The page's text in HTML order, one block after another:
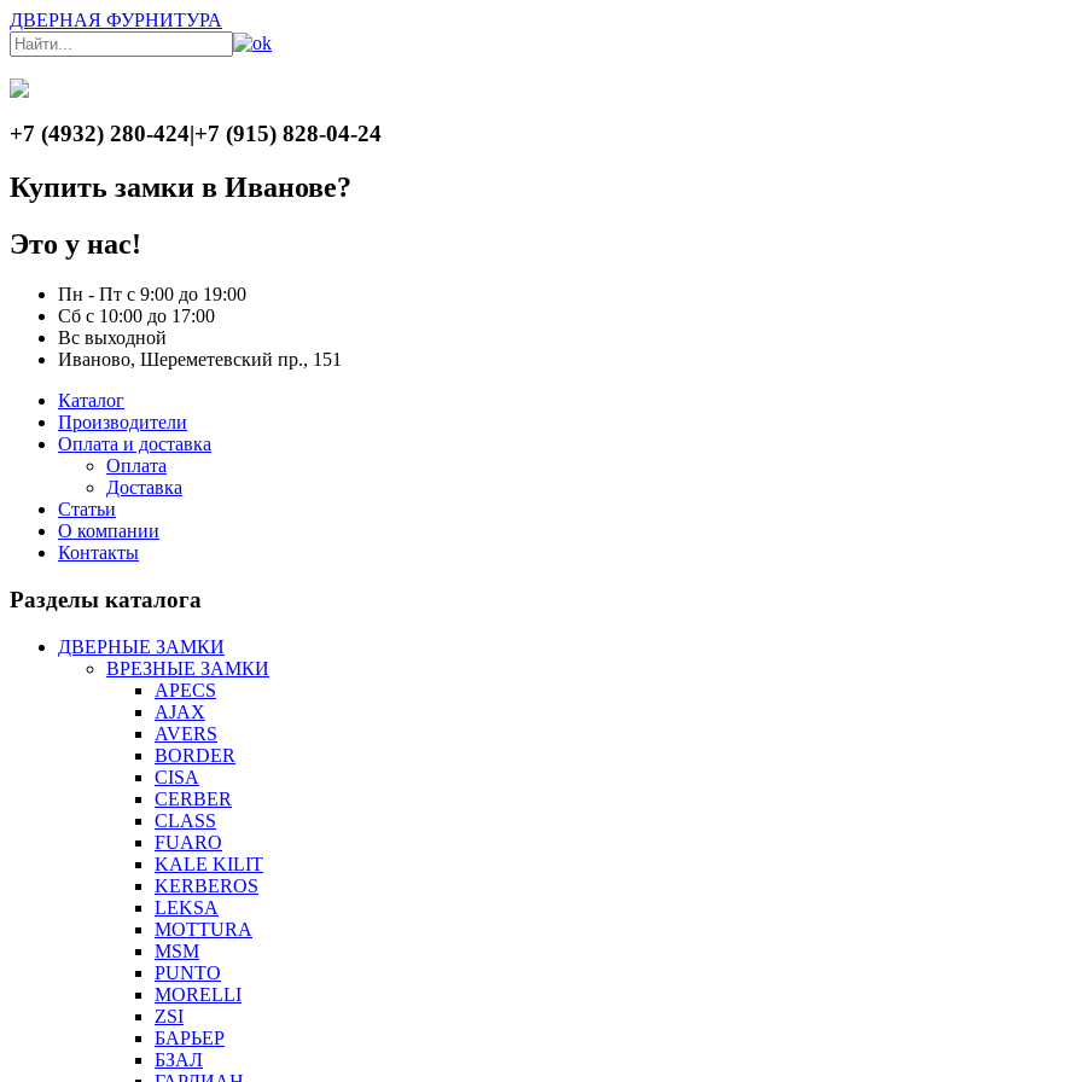
ДВЕРНАЯ ФУРНИТУРА
+7 (4932) 280-424|+7 (915) 828-04-24
Купить замки в Иванове?
Это у нас!
Пн - Пт с 9:00 до 19:00
Сб с 10:00 до 17:00
Вс выходной
Иваново, Шереметевский пр., 151
Каталог
Производители
Оплата и доставка
Оплата
Доставка
Статьи
О компании
Контакты
Разделы каталога
ДВЕРНЫЕ ЗАМКИ
ВРЕЗНЫЕ ЗАМКИ
APECS
AJAX
AVERS
BORDER
CISA
CERBER
CLASS
FUARO
KALE KILIT
KERBEROS
LEKSA
MOTTURA
MSM
PUNTO
MORELLI
ZSI
БАРЬЕР
БЗАЛ